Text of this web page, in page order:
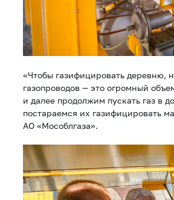
«Чтобы газифицировать деревню,
газопроводов — это огромный
и далее продолжим пускать газ в
постараемся их газифицировать
АО «Мособлгаза».